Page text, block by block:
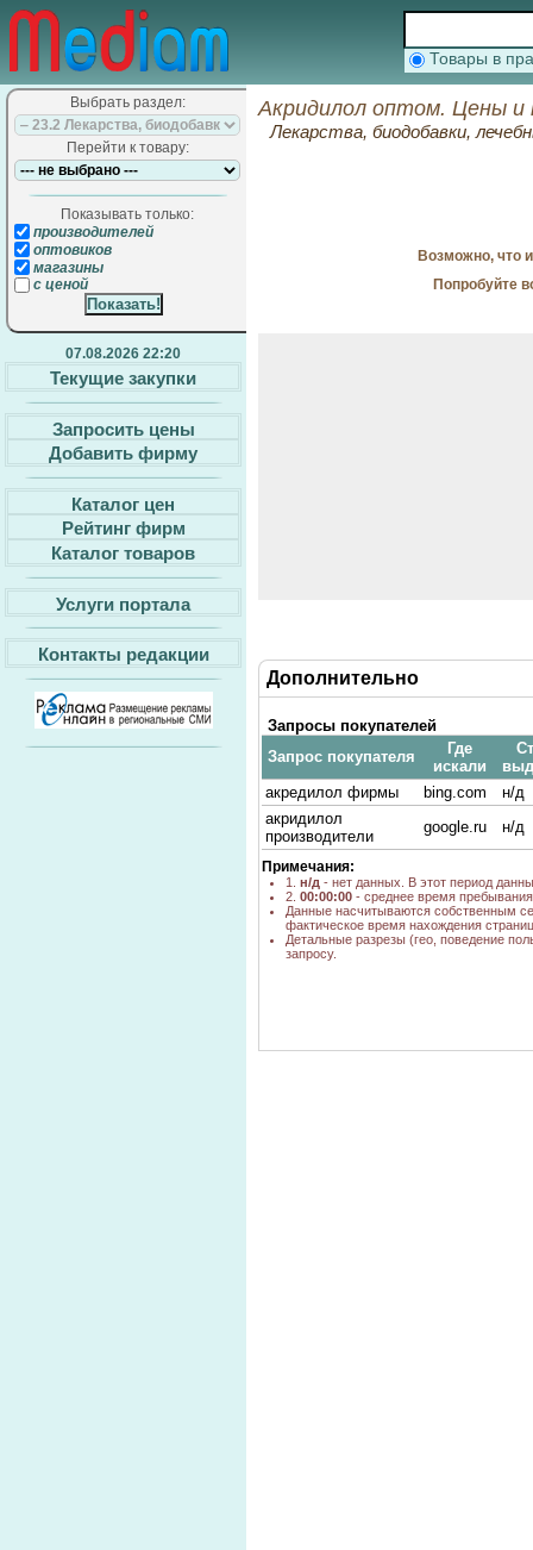
Товары в
Выбрать раздел:
Перейти к товару:
Показывать только:
производителей
оптовиков
магазины
с ценой
07.08.2026 22:20
Текущие закупки
Запросить цены
Добавить фирму
Каталог цен
Рейтинг фирм
Каталог товаров
Услуги портала
Контакты редакции
Акридилол оптом. Цены и
Лекарства, биодобавки,
Возможно, что
Попробуйте
Дополнительно
Запросы покупателей
Запрос покупателя
Где
искали
акредилол фирмы
bing.com
н/д
акридилол
производители
google.ru н/д
Примечания:
1. н/д - нет данных. В этот период
2. 00:00:00 - среднее время
Данные насчитываются собственным
фактическое время нахождения
Детальные разрезы (гео, поведение
запросу.